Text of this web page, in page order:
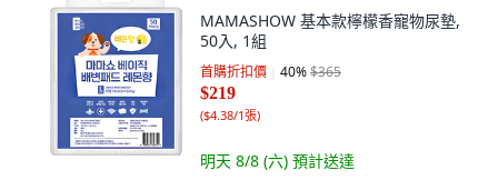
MAMASHOW 基本款檸檬香寵物尿墊,
50入, 1組
首購折扣價 40%$365
$219
($4.38/1張)
明天 8/8 (六) 預計送達